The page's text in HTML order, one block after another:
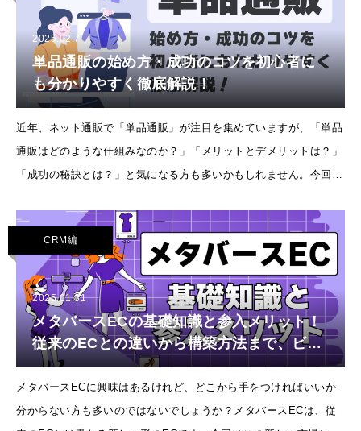
2025.02.7
単品通販の始め方・成功のコツを初心者に
も分かりやすく徹底解説！
近年、ネット通販で「単品通販」が注目を集めていますが、「単品
通販はどのような仕組みなのか？」「メリットとデメリットは？」
「成功の秘訣とは？」と気になる方も多いかもしれません。今回
システムに
CRM編
2025.01.31
メタバースECの基礎知識と参入メリット！
従来のECとの違いから構築方法まで、ビジ
ネスチャンスを逃さないための実践的解
説！
メタバースECに興味はあるけれど、どこから手をつければいいか
分からない方も多いのではないでしょうか？メタバースECは、従